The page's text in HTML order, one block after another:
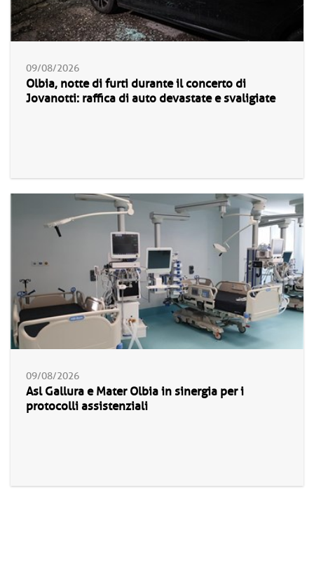
09/08/2026
Olbia, notte di furti durante il concerto di
Jovanotti: raffica di auto devastate e svaligiate
09/08/2026
Asl Gallura e Mater Olbia in sinergia per i
protocolli assistenziali